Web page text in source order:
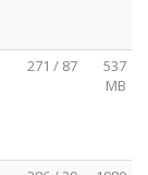
271 / 87
537
MB